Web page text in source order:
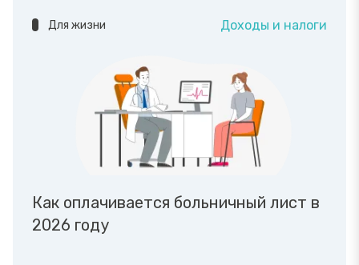
Для жизни Доходы и налоги
Как оплачивается больничный лист в
2026 году